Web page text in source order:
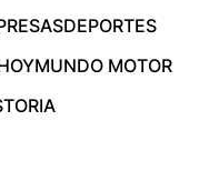
DEPORTES
MUNDO MOTOR